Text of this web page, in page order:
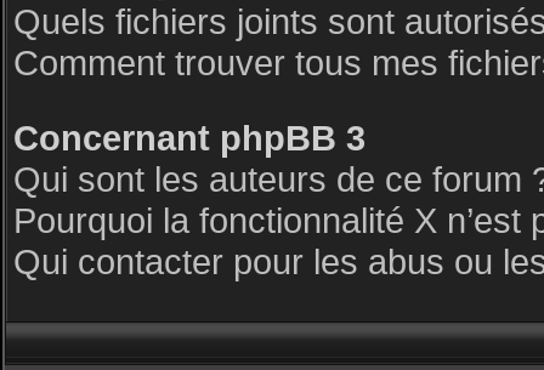
Quels fichiers joints sont
Comment trouver tous mes
Concernant phpBB 3
Qui sont les auteurs de ce forum
Pourquoi la fonctionnalité X n’est
Qui contacter pour les abus ou